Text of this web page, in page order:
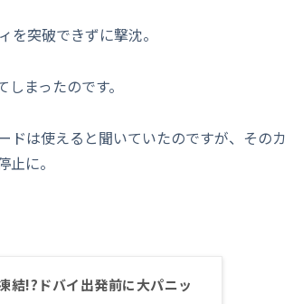
突破できずに撃沈。
まったのです。
ドは使えると聞いていたのですが、そのカ
に。
結!?ドバイ出発前に大パニッ